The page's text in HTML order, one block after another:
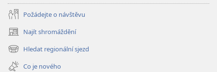
Požádejte o návštěvu
Najít shromáždění
(otevřeno
nové
okno)
Hledat regionální sjezd
(otevřeno
nové Co je nového